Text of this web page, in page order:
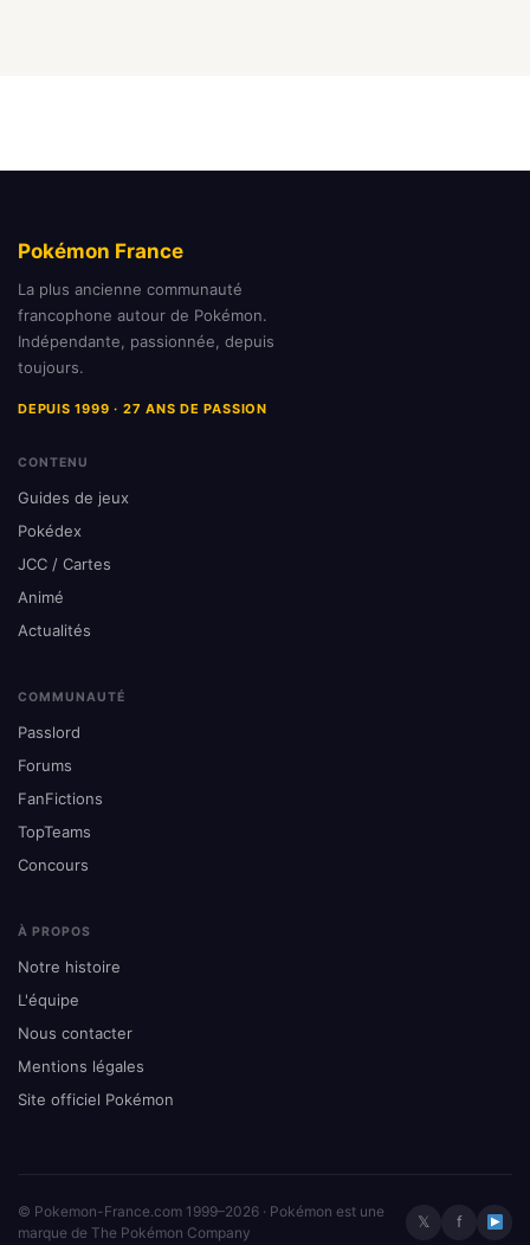
Pokémon France
La plus ancienne communauté
francophone autour de Pokémon.
Indépendante, passionnée, depuis
toujours.
DEPUIS 1999 · 27 ANS DE PASSION
CONTENU
Guides de jeux
Pokédex
JCC / Cartes
Animé
Actualités
COMMUNAUTÉ
Passlord
Forums
FanFictions
TopTeams
Concours
À PROPOS
Notre histoire
L'équipe
Nous contacter
Mentions légales
Site officiel Pokémon
© Pokemon-France.com 1999–2026 · Pokémon est une
marque de The Pokémon Company
𝕏 f